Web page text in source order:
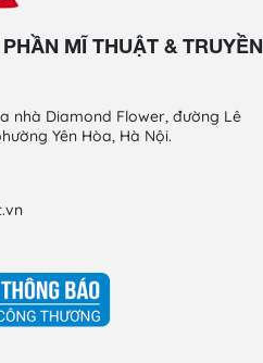
MĨ THUẬT & TRUYỀN
nhà Diamond Flower, đường Lê
Yên Hòa, Hà Nội.